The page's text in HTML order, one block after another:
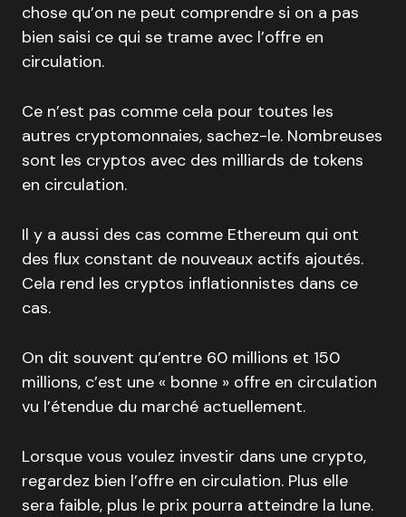
chose qu’on ne peut comprendre si on a pas
bien saisi ce qui se trame avec l’offre en
circulation.
Ce n’est pas comme cela pour toutes les
autres cryptomonnaies, sachez-le. Nombreuses
sont les cryptos avec des milliards de tokens
en circulation.
Il y a aussi des cas comme Ethereum qui ont
des flux constant de nouveaux actifs ajoutés.
Cela rend les cryptos inflationnistes dans ce
cas.
On dit souvent qu’entre 60 millions et 150
millions, c’est une « bonne » offre en circulation
vu l’étendue du marché actuellement.
Lorsque vous voulez investir dans une crypto,
regardez bien l’offre en circulation. Plus elle
sera faible, plus le prix pourra atteindre la lune.